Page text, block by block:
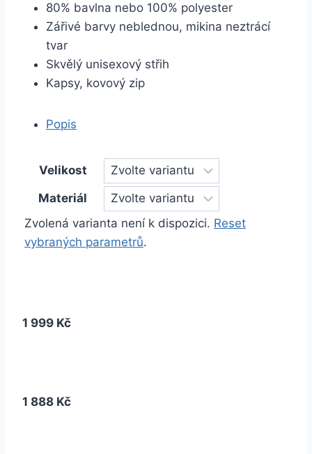
80% bavlna nebo 100% polyester
Zářivé barvy neblednou, mikina neztrácí
tvar
Skvělý unisexový střih
Kapsy, kovový zip
Popis
Velikost
Materiál
Zvolená varianta není k dispozici. Reset
vybraných parametrů.
1 999 Kč
1 888 Kč